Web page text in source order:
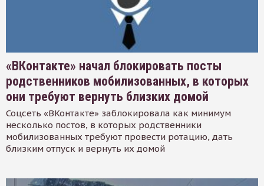
«ВКонтакте» начал блокировать посты
родственников мобилизованных, в которых
они требуют вернуть близких домой
Соцсеть «ВКонтакте» заблокировала как минимум
несколько постов, в которых родственники
мобилизованных требуют провести ротацию, дать
близким отпуск и вернуть их домой